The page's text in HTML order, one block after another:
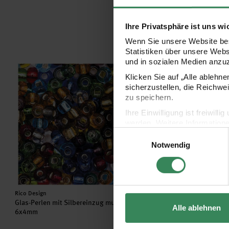
Ihre Privatsphäre ist uns
Wenn Sie unsere Website
Statistiken über unsere
und in sozialen Medien
Klicken Sie auf „Alle
sicherzustellen, die
zu speichern.
Ihre Einwilligung ist freiwillig
Impressum
Datenschutz
Notwendig
Alle ablehnen
Glas-Perlen mit Silbereinzug multicolor 6x4mm
Hersteller:
Rico Design
Glas-Perlen mit Silbereinzug multicolor
6x4mm
Glasperlen chalk terra
Hersteller:
Rico Design
Glasperlen chalk terra